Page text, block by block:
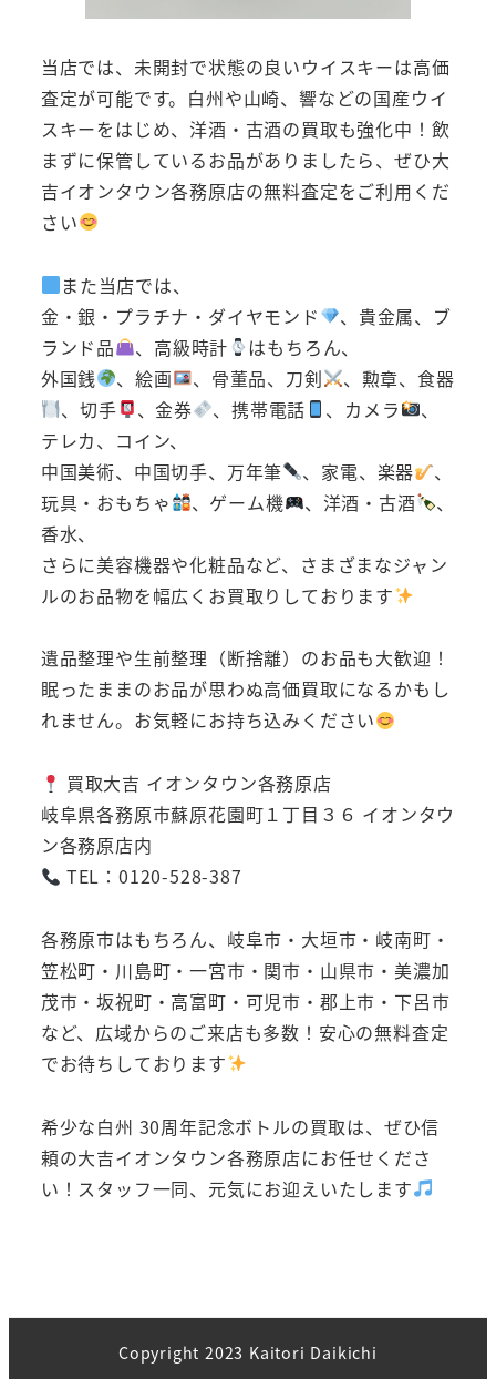
当店では、未開封で状態の良いウイスキーは高価
査定が可能です。白州や山崎、響などの国産ウイ
スキーをはじめ、洋酒・古酒の買取も強化中！飲
まずに保管しているお品がありましたら、ぜひ大
吉イオンタウン各務原店の無料査定をご利用くだ
さい
また当店では、
金・銀・プラチナ・ダイヤモンド
、貴金属、ブ
ランド品
、高級時計
はもちろん、
外国銭
、絵画 、骨董品、刀剣
、勲章、食器
、切手
、金券 、携帯電話 、カメラ
、
テレカ、コイン、
中国美術、中国切手、万年筆
、家電、楽器
、
玩具・おもちゃ
、ゲーム機 、洋酒・古酒
、
香水、
さらに美容機器や化粧品など、さまざまなジャン
ルのお品物を幅広くお買取りしております
遺品整理や生前整理（断捨離）のお品も大歓迎！
眠ったままのお品が思わぬ高価買取になるかもし
れません。お気軽にお持ち込みください
買取大吉 イオンタウン各務原店
岐阜県各務原市蘇原花園町１丁目３６ イオンタウ
ン各務原店内
TEL：0120-528-387
各務原市はもちろん、岐阜市・大垣市・岐南町・
笠松町・川島町・一宮市・関市・山県市・美濃加
茂市・坂祝町・高富町・可児市・郡上市・下呂市
など、広域からのご来店も多数！安心の無料査定
でお待ちしております
希少な白州 30周年記念ボトルの買取は、ぜひ信
頼の大吉イオンタウン各務原店にお任せくださ
い！スタッフ一同、元気にお迎えいたします
Copyright 2023 Kaitori Daikichi